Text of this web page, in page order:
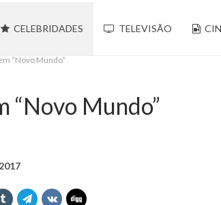
CELEBRIDADES TELEVISÃO
“Novo Mundo”
“Novo Mundo”